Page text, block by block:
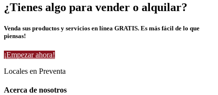
¿Tienes algo para vender o alquilar?
Venda sus productos y servicios en línea GRATIS. Es más fácil de lo que
piensas!
¡Empezar ahora!
Locales en Preventa
Acerca de nosotros